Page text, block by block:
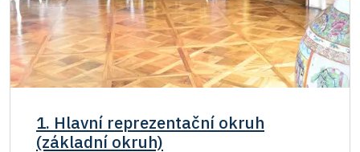
1. Hlavní reprezentační okruh
(základní okruh)